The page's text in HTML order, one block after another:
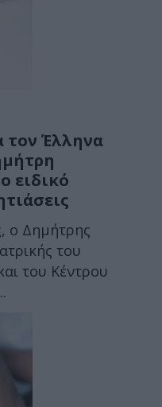
τον Έλληνα
ειδικό
ο Δημήτρης
του
του Κέντρου